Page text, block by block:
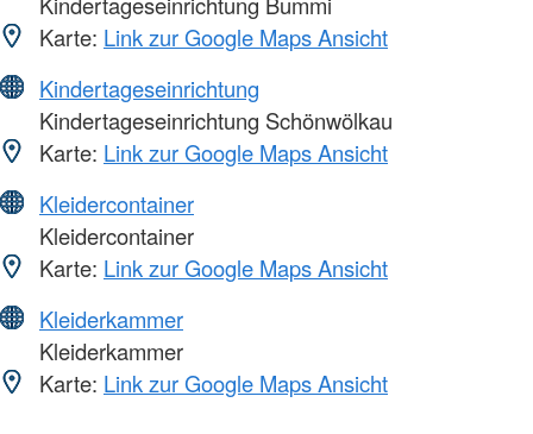
Karte: Link zur Google Maps Ansicht
Kindertageseinrichtung
Kindertageseinrichtung Schönwölkau
Karte: Link zur Google Maps Ansicht
Kleidercontainer
Kleidercontainer
Karte: Link zur Google Maps Ansicht
Kleiderkammer
Kleiderkammer
Karte: Link zur Google Maps Ansicht